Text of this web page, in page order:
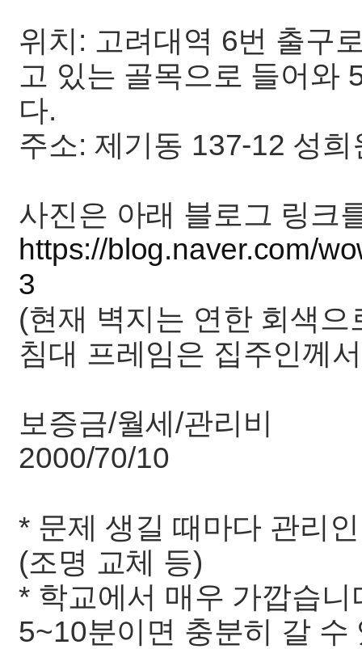
위치: 고려대역 6번 출구
고 있는 골목으로 들어와
다.
주소: 제기동 137-12 성희
사진은 아래 블로그 링크
https://blog.naver.com/
3
(현재 벽지는 연한 회색
침대 프레임은 집주인께
보증금/월세/관리비
2000/70/10
* 문제 생길 때마다 관리
(조명 교체 등)
* 학교에서 매우 가깝습
5~10분이면 충분히 갈 수